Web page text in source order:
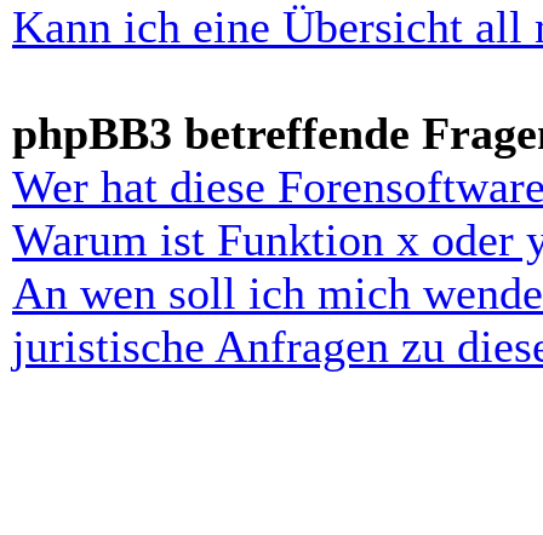
Kann ich eine Übersicht all
phpBB3 betreffende
Wer hat diese
Warum ist Funktion x oder
An wen soll ich mich
juristische Anfragen zu